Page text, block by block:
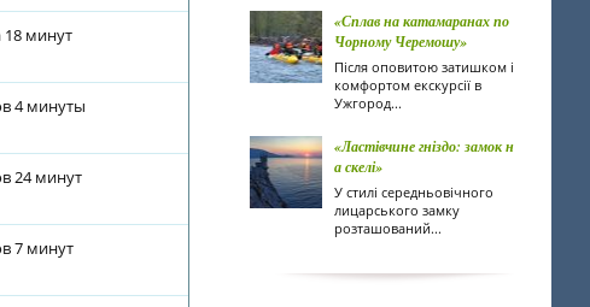
18 минут
4 минуты
24 минут
7 минут
«Сплав на катамаранах по
Чорному Черемошу»
Після оповитою затишком і
комфортом екскурсії в
Ужгород...
«Ластівчине гніздо: замок н
а скелі»
У стилі середньовічного
лицарського замку
розташований...